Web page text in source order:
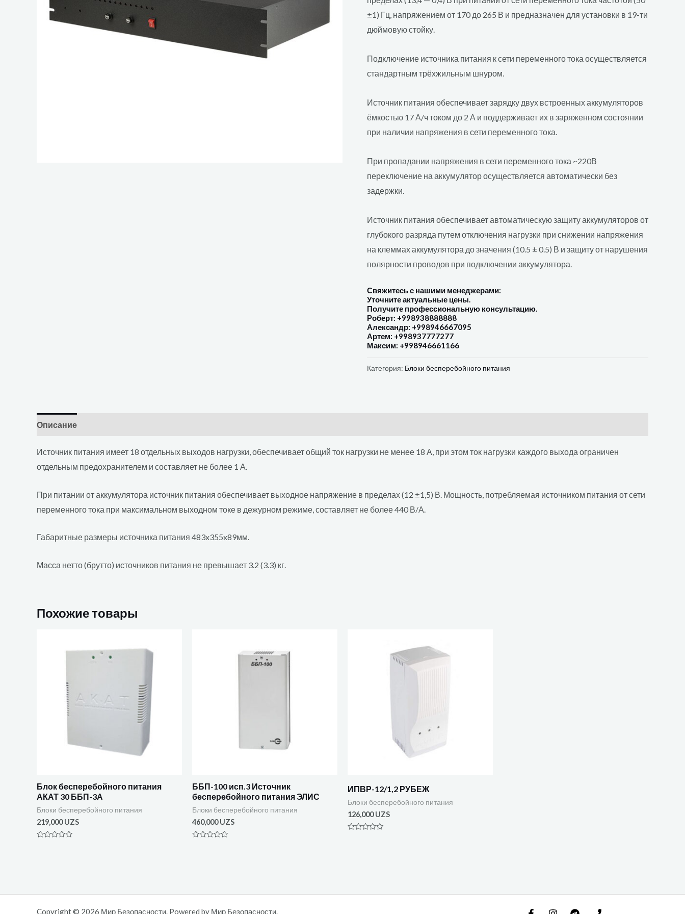
±1) Гц, напряжением от 170 до 265 В и предназначен для установки в 19-ти
дюймовую стойку.
Подключение источника питания к сети переменного тока осуществляется
стандартным трёхжильным шнуром.
Источник питания обеспечивает зарядку двух встроенных аккумуляторов
ёмкостью 17 А/ч током до 2 А и поддерживает их в заряженном состоянии
при наличии напряжения в сети переменного тока.
При пропадании напряжения в сети переменного тока ~220В
переключение на аккумулятор осуществляется автоматически без
задержки.
Источник питания обеспечивает автоматическую защиту аккумуляторов от
глубокого разряда путем отключения нагрузки при снижении напряжения
на клеммах аккумулятора до значения (10.5 ± 0.5) В и защиту от нарушения
полярности проводов при подключении аккумулятора.
Свяжитесь с нашими менеджерами:
Уточните актуальные цены.
Получите профессиональную консультацию.
Роберт: +998938888888
Александр: +998946667095
Артем: +998937777277
Максим: +998946661166
Категория: Блоки бесперебойного питания
Описание
Источник питания имеет 18 отдельных выходов нагрузки, обеспечивает общий ток нагрузки не менее 18 А, при этом ток нагрузки каждого выхода ограничен
отдельным предохранителем и составляет не более 1 А.
При питании от аккумулятора источник питания обеспечивает выходное напряжение в пределах (12 ±1,5) В. Мощность, потребляемая источником питания от сети
переменного тока при максимальном выходном токе в дежурном режиме, составляет не более 440 В/А.
Габаритные размеры источника питания 483x355x89мм.
Масса нетто (брутто) источников питания не превышает 3.2 (3.3) кг.
Похожие товары
Блок бесперебойного питания
АКАТ 30 ББП-3А
Блоки бесперебойного питания
219,000UZS
ББП-100 исп.3 Источник
бесперебойного питания ЭЛИС
Блоки бесперебойного питания
460,000UZS
ИПВР-12/1,2 РУБЕЖ
Блоки бесперебойного питания
126,000UZS
Copyright © 2026 Мир Безопасности. Powered by Мир Безопасности.